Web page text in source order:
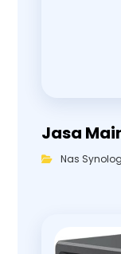
Jasa
Nas